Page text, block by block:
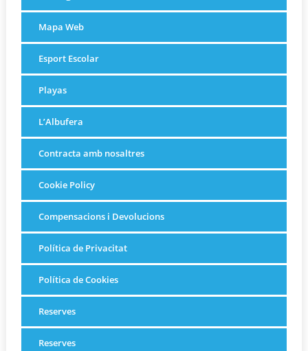
Mapa Web
Esport Escolar
Playas
L’Albufera
Contracta amb nosaltres
Cookie Policy
Compensacions i Devolucions
Política de Privacitat
Política de Cookies
Reserves
Reserves